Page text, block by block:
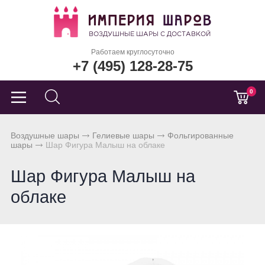
Работаем круглосуточно
+7 (495) 128-28-75
0
Воздушные шары Гелиевые шары
Фольгированные
шары
Шар Фигура Малыш на облаке
Шар Фигура Малыш на
облаке